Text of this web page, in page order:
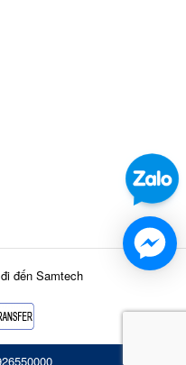
đến Samtech